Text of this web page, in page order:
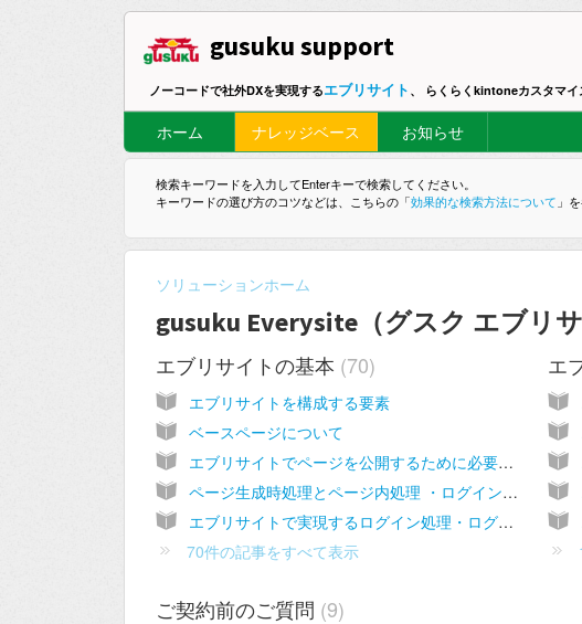
gusuku support
ノーコードで社外DXを実現するエブリサイト 、 らくらくkintoneカスタマイ
ホーム ナレッジベース お知らせ
検索キーワードを入力してEnterキーで検索してください。
キーワードの選び方のコツなどは、こちらの「効果的な検索方法について 」
ソリューションホーム
gusuku Everysite（グスク エブリサ
エブリサイトの基本 70
エブリサイトを構成する要素
ベースページについて
エブリサイトでページを公開するために必要となる設定について
ページ生成時処理とページ内処理 ・ログイン・接続設定について
エブリサイトで実現するログイン処理・ログインに伴って使えるようになる接続設定(認証が必要／ユ－ザー指定なしorあり)の例
70件の記事をすべて表示
エ
ご契約前のご質問 9